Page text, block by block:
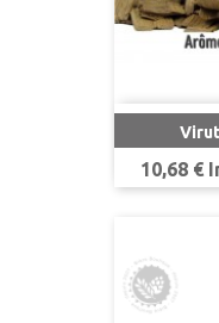
Precio
10,68 €